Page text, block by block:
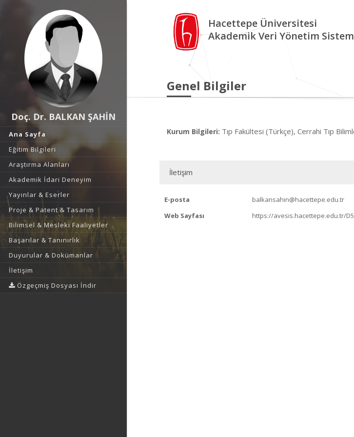
Doç. Dr. BALKAN ŞAHİN
Ana Sayfa
Eğitim Bilgileri
Araştırma Alanları
Akademik İdari Deneyim
Yayınlar & Eserler
Proje & Patent & Tasarım
Bilimsel & Mesleki Faaliyetler
Başarılar & Tanınırlık
Duyurular & Dokümanlar
İletişim
Özgeçmiş Dosyası İndir
Hacettepe Üniversitesi
Akademik Veri Yönetim
Genel Bilgiler
Kurum Bilgileri: Tıp Fakültesi (Türkçe), Cerrahi Tıp
İletişim
E-posta
balkansahin@hacettepe.edu.tr
Web Sayfası
https://avesis.hacettepe.edu.tr/